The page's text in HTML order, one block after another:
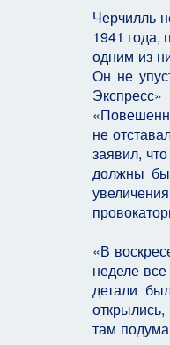
Черчилль
1941 года,
одним из
Он не
не
заявил,
должны
«В
неделе
детали
там